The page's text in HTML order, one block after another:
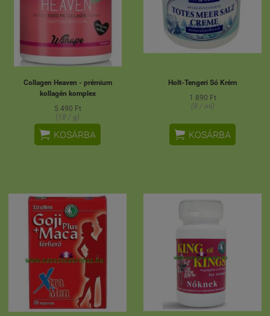
Collagen Heaven - prémium
kollagén komplex
5 490 Ft
(18 / g)
 KOSÁRBA
Holt-Tengeri Só Krém
1 890 Ft
(8 / ml)
 KOSÁRBA